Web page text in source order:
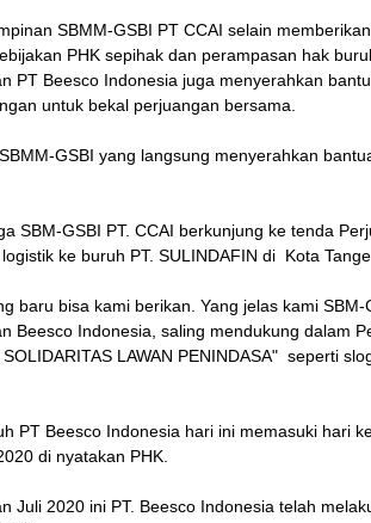
SBMM-GSBI PT CCAI selain
PHK sepihak dan perampasan hak
PT Beesco Indonesia juga menyerahkan
untuk bekal perjuangan bersama.
GSBI yang langsung menyerahkan
SBM-GSBI PT. CCAI berkunjung ke tenda
ke buruh PT. SULINDAFIN di Kota
baru bisa kami berikan. Yang jelas kami
Beesco Indonesia, saling mendukung dalam
LAWAN PENINDASA" seperti
PT Beesco Indonesia hari ini memasuki hari
di nyatakan PHK.
Juli 2020 ini PT. Beesco Indonesia telah